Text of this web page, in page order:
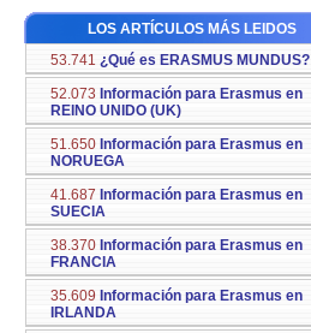
LOS ARTÍCULOS MÁS LEIDOS
53.741 ¿Qué es ERASMUS MUNDUS?
52.073 Información para Erasmus en
REINO UNIDO (UK)
51.650 Información para Erasmus en
NORUEGA
41.687 Información para Erasmus en
SUECIA
38.370 Información para Erasmus en
FRANCIA
35.609 Información para Erasmus en
IRLANDA